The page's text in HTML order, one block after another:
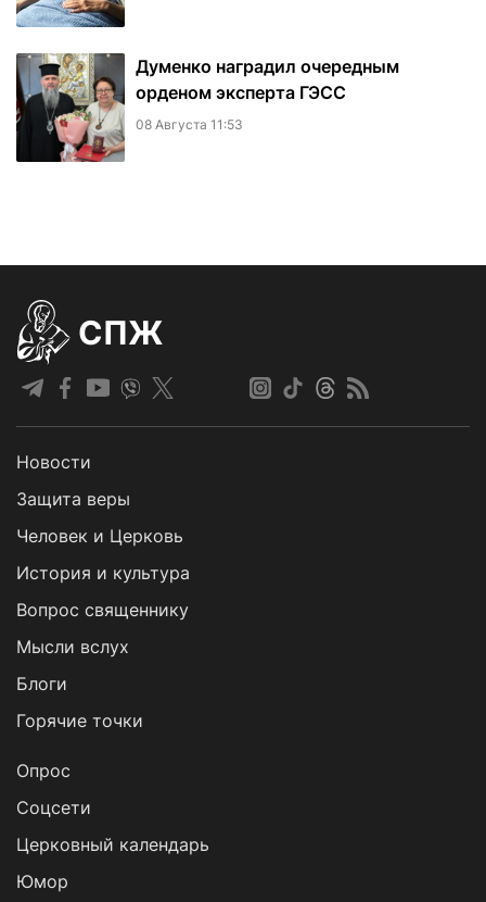
Думенко наградил очередным
орденом эксперта ГЭСС
08 Августа 11:53
СПЖ
Новости
Защита веры
Человек и Церковь
История и культура
Вопрос священнику
Мысли вслух
Блоги
Горячие точки
Опрос
Cоцсети
Церковный календарь
Юмор